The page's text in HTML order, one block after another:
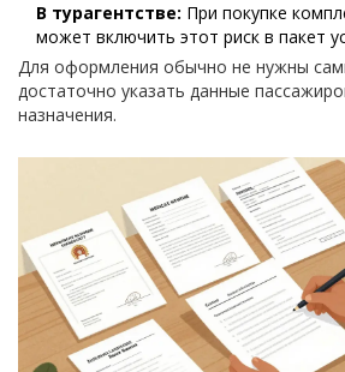
В турагентстве: При покупке
может включить этот риск в пакет
Для оформления обычно не нужны
достаточно указать данные
назначения.